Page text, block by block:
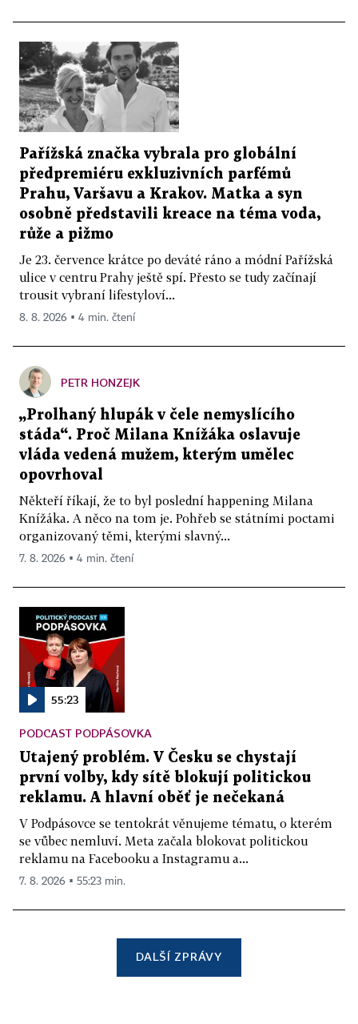
Pařížská značka vybrala pro globální
předpremiéru exkluzivních parfémů
Prahu, Varšavu a Krakov. Matka a syn
osobně představili kreace na téma voda,
růže a pižmo
Je 23. července krátce po deváté ráno a módní Pařížská
ulice v centru Prahy ještě spí. Přesto se tudy začínají
trousit vybraní lifestyloví...
8. 8. 2026 ▪ 4 min. čtení
PETR HONZEJK
„Prolhaný hlupák v čele nemyslícího
stáda“. Proč Milana Knížáka oslavuje
vláda vedená mužem, kterým umělec
opovrhoval
Někteří říkají, že to byl poslední happening Milana
Knížáka. A něco na tom je. Pohřeb se státními poctami
organizovaný těmi, kterými slavný...
7. 8. 2026 ▪ 4 min. čtení
55:23
PODCAST PODPÁSOVKA
Utajený problém. V Česku se chystají
první volby, kdy sítě blokují politickou
reklamu. A hlavní oběť je nečekaná
V Podpásovce se tentokrát věnujeme tématu, o kterém
se vůbec nemluví. Meta začala blokovat politickou
reklamu na Facebooku a Instagramu a...
7. 8. 2026 ▪ 55:23 min.
DALŠÍ ZPRÁVY